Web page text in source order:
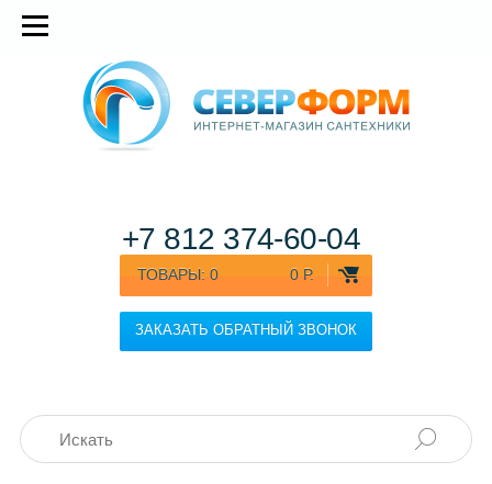
ТОВАРЫ: 0 0 Р.
ЗАКАЗАТЬ ОБРАТНЫЙ ЗВОНОК
+7 812 374-60-04